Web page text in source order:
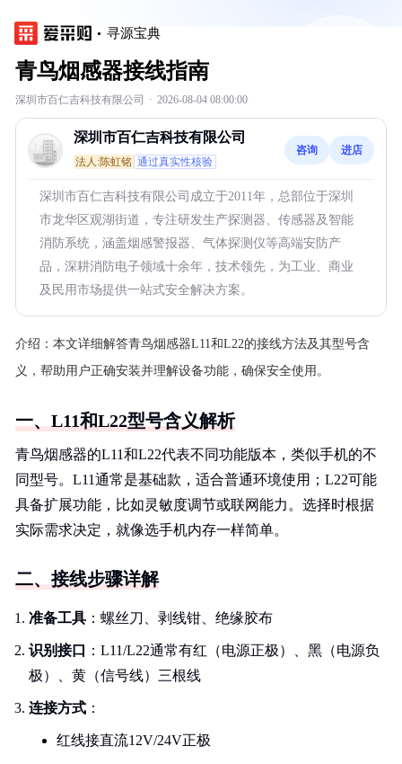
寻源宝典
青鸟烟感器接线指南
深圳市百仁吉科技有限公司 · 2026-08-04 08:00:00
深圳市百仁吉科技有限公司
法人:陈虹铭 通过真实性核验
咨询 进店
深圳市百仁吉科技有限公司成立于2011年，总部位于深圳
市龙华区观湖街道，专注研发生产探测器、传感器及智能
消防系统，涵盖烟感警报器、气体探测仪等高端安防产
品，深耕消防电子领域十余年，技术领先，为工业、商业
及民用市场提供一站式安全解决方案。
介绍： 本文详细解答青鸟烟感器L11和L22的接线方法及其型号含
义，帮助用户正确安装并理解设备功能，确保安全使用。
一、L11和L22型号含义解析
青鸟烟感器的L11和L22代表不同功能版本，类似手机的不
同型号。L11通常是基础款，适合普通环境使用；L22可能
具备扩展功能，比如灵敏度调节或联网能力。选择时根据
实际需求决定，就像选手机内存一样简单。
二、接线步骤详解
准备工具 ：螺丝刀、剥线钳、绝缘胶布
识别接口
：L11/L22通常有红（电源正极）、黑（电源负
极）、黄（信号线）三根线
连接方式 ：
红线接直流12V/24V正极